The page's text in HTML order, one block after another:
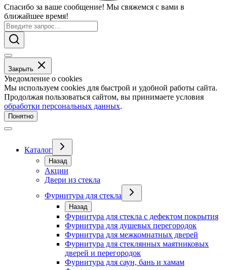
Спасибо за ваше сообщение! Мы свяжемся с вами в
ближайшее время!
Закрыть
Уведомление о cookies
Мы используем cookies для быстрой и удобной работы сайта.
Продолжая пользоваться сайтом, вы принимаете условия
обработки персональных данных.
Понятно
Каталог
Назад
Акции
Двери из стекла
Фурнитура для стекла
Назад
Фурнитура для стекла с дефектом покрытия
Фурнитура для душевых перегородок
Фурнитура для межкомнатных дверей
Фурнитура для стеклянных маятниковых
дверей и перегородок
Фурнитура для саун, бань и хамам